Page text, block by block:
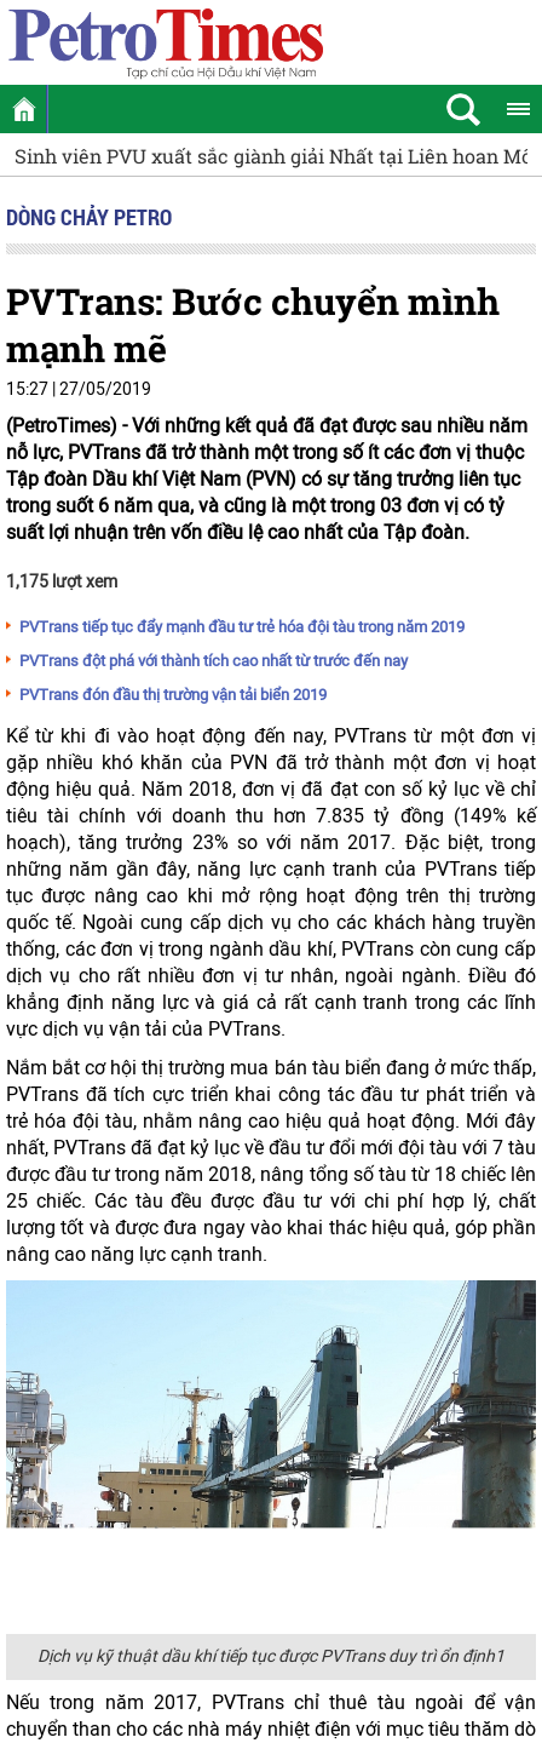
Sinh viên PVU xuất sắc giành giải Nhất tại Liên hoan
DÒNG CHẢY PETRO
PVTrans: Bước chuyển mình
mạnh mẽ
15:27 | 27/05/2019
(PetroTimes) -Với những kết quả đã đạt được sau nhiều năm
nỗ lực, PVTrans đã trở thành một trong số ít các đơn vị thuộc
Tập đoàn Dầu khí Việt Nam (PVN) có sự tăng trưởng liên tục
trong suốt 6 năm qua, và cũng là một trong 03 đơn vị có tỷ
suất lợi nhuận trên vốn điều lệ cao nhất của Tập đoàn.
1,175 lượt xem
PVTrans tiếp tục đẩy mạnh đầu tư trẻ hóa đội tàu trong năm 2019
PVTrans đột phá với thành tích cao nhất từ trước đến nay
PVTrans đón đầu thị trường vận tải biển 2019
Kể từ khi đi vào hoạt động đến nay, PVTrans từ một đơn vị
gặp nhiều khó khăn của PVN đã trở thành một đơn vị hoạt
động hiệu quả. Năm 2018, đơn vị đã đạt con số kỷ lục về chỉ
tiêu tài chính với doanh thu hơn 7.835 tỷ đồng (149% kế
hoạch), tăng trưởng 23% so với năm 2017. Đặc biệt, trong
những năm gần đây, năng lực cạnh tranh của PVTrans tiếp
tục được nâng cao khi mở rộng hoạt động trên thị trường
quốc tế. Ngoài cung cấp dịch vụ cho các khách hàng truyền
thống, các đơn vị trong ngành dầu khí, PVTrans còn cung cấp
dịch vụ cho rất nhiều đơn vị tư nhân, ngoài ngành. Điều đó
khẳng định năng lực và giá cả rất cạnh tranh trong các lĩnh
vực dịch vụ vận tải của PVTrans.
Nắm bắt cơ hội thị trường mua bán tàu biển đang ở mức thấp,
PVTrans đã tích cực triển khai công tác đầu tư phát triển và
trẻ hóa đội tàu, nhằm nâng cao hiệu quả hoạt động. Mới đây
nhất, PVTrans đã đạt kỷ lục về đầu tư đổi mới đội tàu với 7 tàu
được đầu tư trong năm 2018, nâng tổng số tàu từ 18 chiếc lên
25 chiếc. Các tàu đều được đầu tư với chi phí hợp lý, chất
lượng tốt và được đưa ngay vào khai thác hiệu quả, góp phần
nâng cao năng lực cạnh tranh.
Dịch vụ kỹ thuật dầu khí tiếp tục được PVTrans duy trì ổn định1
Nếu trong năm 2017, PVTrans chỉ thuê tàu ngoài để vận
chuyển than cho các nhà máy nhiệt điện với mục tiêu thăm dò